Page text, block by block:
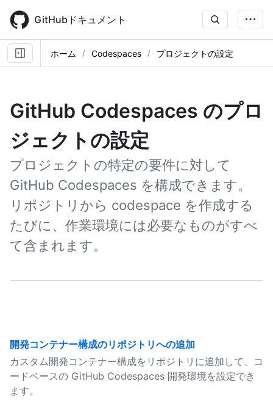
main
content
GitHubドキュメント
ホーム Codespaces プロジェクトの設定
GitHub Codespaces のプロ
ジェクトの設定
プロジェクトの特定の要件に対して
GitHub Codespaces を構成できます。
リポジトリから codespace を作成する
たびに、作業環境には必要なものがすべ
て含まれます。
開発コンテナー構成のリポジトリへの追加
カスタム開発コンテナー構成をリポジトリに追加して、コ
ードベースの GitHub Codespaces 開発環境を設定でき
ます。